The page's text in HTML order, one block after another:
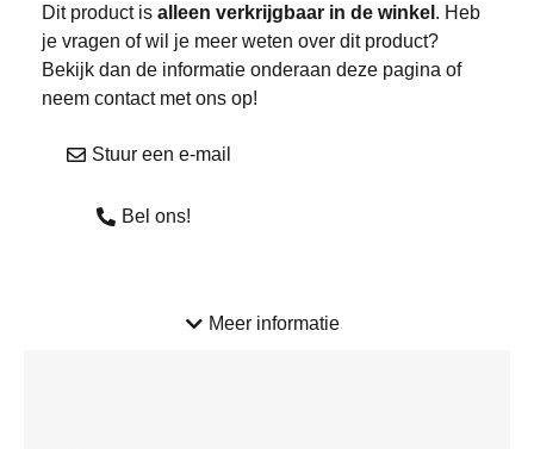
Dit product is alleen verkrijgbaar in de winkel . Heb
je vragen of wil je meer weten over dit product?
Bekijk dan de informatie onderaan deze pagina of
neem contact met ons op!
Stuur een e-mail
Bel ons!
Meer informatie